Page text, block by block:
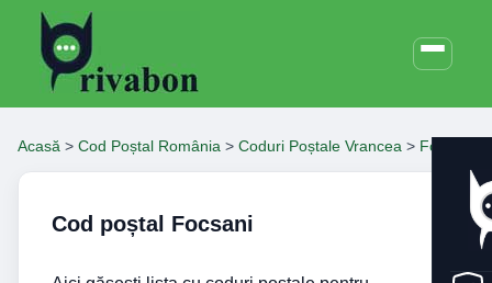
Acasă > Cod Poștal România > Coduri Poștale Vrancea > Focsani
Cod poștal Focsani